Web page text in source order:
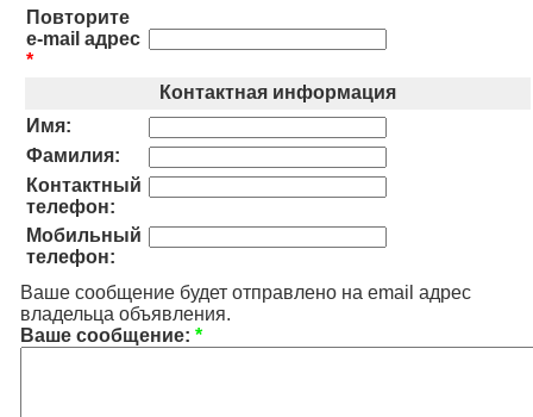
Повторите
e-mail адрес
*
Контактная информация
Имя:
Фамилия:
Контактный
телефон:
Мобильный
телефон:
Ваше сообщение будет отправлено на email адрес
владельца объявления.
Ваше сообщение: *